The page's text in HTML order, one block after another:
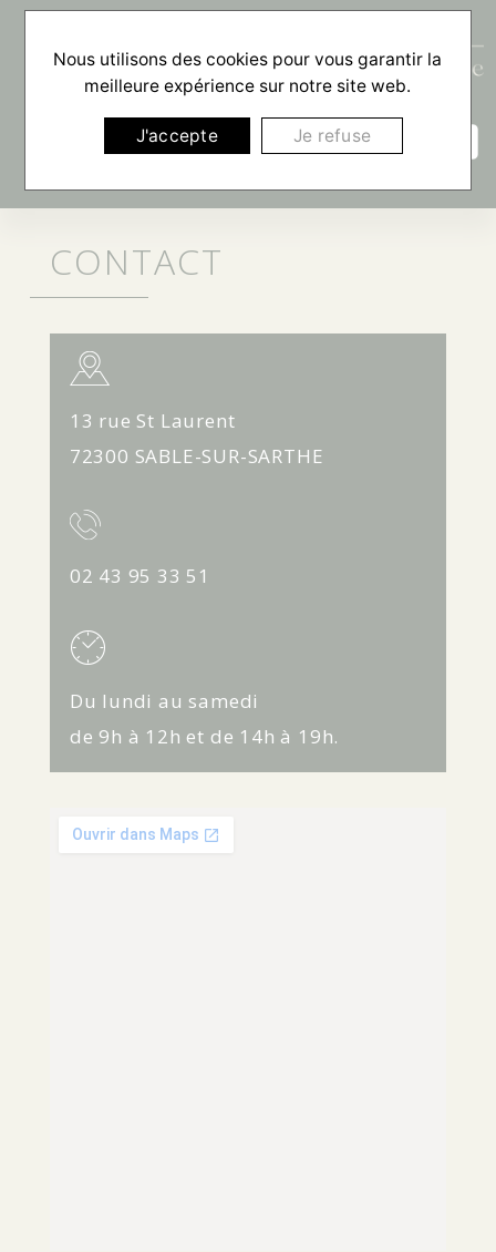
☰
CONTACT
13 rue St Laurent
72300 SABLE-SUR-SARTHE
02 43 95 33 51
Du lundi au samedi
de 9h à 12h et de 14h à 19h.
Nous utilisons des cookies pour vous garantir la
meilleure expérience sur notre site web.
J'accepte Je refuse